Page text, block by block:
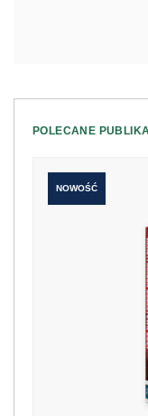
POLECANE
NOWOŚĆ